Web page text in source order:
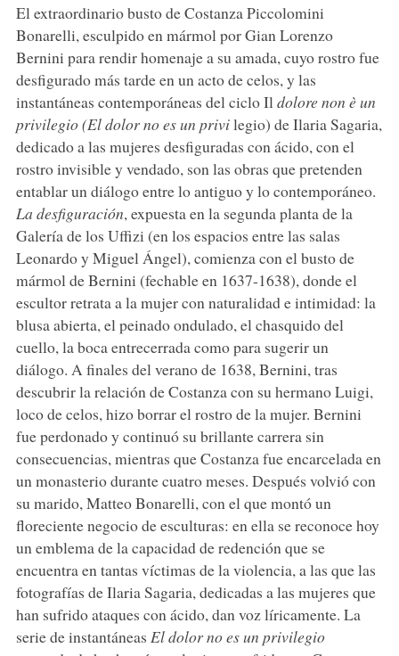
El extraordinario busto de Costanza Piccolomini
Bonarelli, esculpido en mármol por Gian Lorenzo
Bernini para rendir homenaje a su amada, cuyo rostro fue
desfigurado más tarde en un acto de celos, y las
instantáneas contemporáneas del ciclo Il dolore non è un
privilegio (El dolor no es un privilegio) de Ilaria Sagaria,
dedicado a las mujeres desfiguradas con ácido, con el
rostro invisible y vendado, son las obras que pretenden
entablar un diálogo entre lo antiguo y lo contemporáneo.
La desfiguración, expuesta en la segunda planta de la
Galería de los Uffizi (en los espacios entre las salas
Leonardo y Miguel Ángel), comienza con el busto de
mármol de Bernini (fechable en 1637-1638), donde el
escultor retrata a la mujer con naturalidad e intimidad: la
blusa abierta, el peinado ondulado, el chasquido del
cuello, la boca entrecerrada como para sugerir un
diálogo. A finales del verano de 1638, Bernini, tras
descubrir la relación de Costanza con su hermano Luigi,
loco de celos, hizo borrar el rostro de la mujer. Bernini
fue perdonado y continuó su brillante carrera sin
consecuencias, mientras que Costanza fue encarcelada en
un monasterio durante cuatro meses. Después volvió con
su marido, Matteo Bonarelli, con el que montó un
floreciente negocio de esculturas: en ella se reconoce hoy
un emblema de la capacidad de redención que se
encuentra en tantas víctimas de la violencia, a las que las
fotografías de Ilaria Sagaria, dedicadas a las mujeres que
han sufrido ataques con ácido, dan voz líricamente. La
serie de instantáneas El dolor no es un privilegio